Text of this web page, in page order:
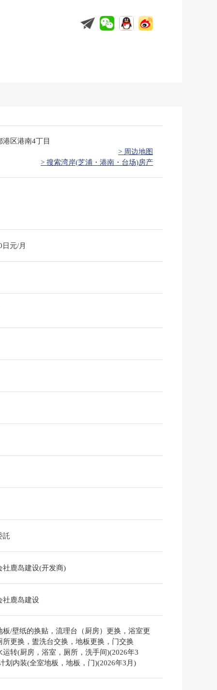
港区港南4丁目
> 周边地图
> 搜索湾岸(芝浦・港南・台场)房产
日元/月
託
社鹿岛建设(开发商)
社鹿岛建设
板/壁纸的换贴，流理台（厨房）更换，浴室更
所更换，盥洗台交换，地板更换，门交换
运转(厨房，浴室，厕所，洗手间)(2026年3
划内装(全室地板，地板，门)(2026年3月)